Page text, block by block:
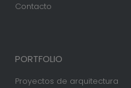
Contacto
PORTFOLIO
Proyectos de arquitectura